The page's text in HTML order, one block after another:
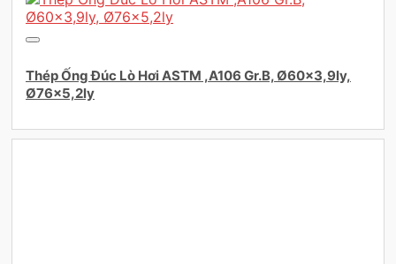
Thép Ống Đúc Lò Hơi ASTM ,A106 Gr.B, Ø60×3,9ly,
Ø76×5,2ly